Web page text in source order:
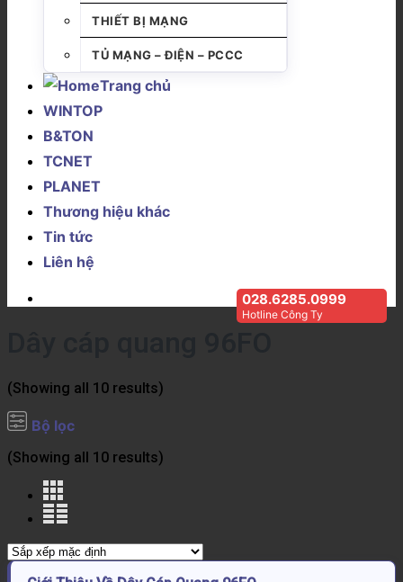
THIẾT BỊ MẠNG
TỦ MẠNG – ĐIỆN – PCCC
Trang chủ
WINTOP
B&TON
TCNET
PLANET
Thương hiệu khác
Tin tức
Liên hệ
028.6285.0999
Hotline Công Ty
(Showing all 10 results)
Bộ lọc
(Showing all 10 results)